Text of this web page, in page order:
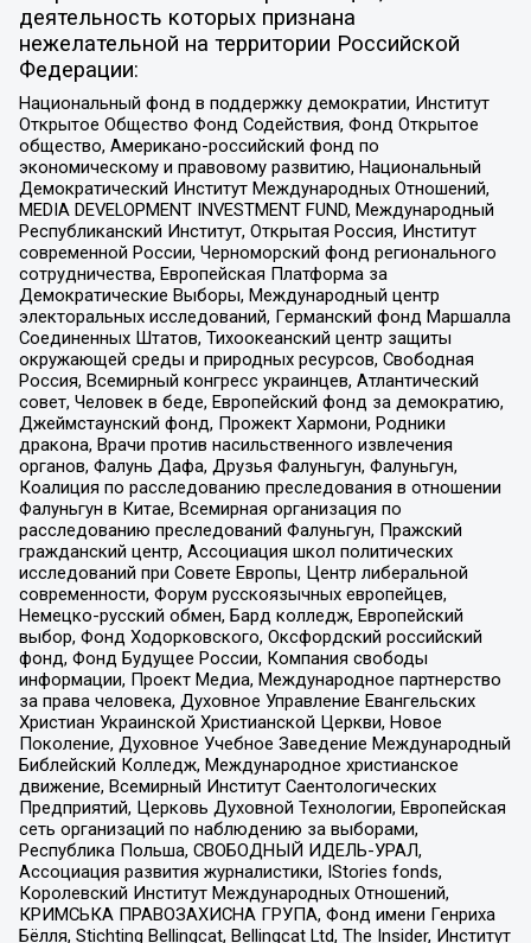
деятельность которых признана
нежелательной на территории Российской
Федерации:
Национальный фонд в поддержку демократии, Институт
Открытое Общество Фонд Содействия, Фонд Открытое
общество, Американо-российский фонд по
экономическому и правовому развитию, Национальный
Демократический Институт Международных Отношений,
MEDIA DEVELOPMENT INVESTMENT FUND, Международный
Республиканский Институт, Открытая Россия, Институт
современной России, Черноморский фонд регионального
сотрудничества, Европейская Платформа за
Демократические Выборы, Международный центр
электоральных исследований, Германский фонд Маршалла
Соединенных Штатов, Тихоокеанский центр защиты
окружающей среды и природных ресурсов, Свободная
Россия, Всемирный конгресс украинцев, Атлантический
совет, Человек в беде, Европейский фонд за демократию,
Джеймстаунский фонд, Прожект Хармони, Родники
дракона, Врачи против насильственного извлечения
органов, Фалунь Дафа, Друзья Фалуньгун, Фалуньгун,
Коалиция по расследованию преследования в отношении
Фалуньгун в Китае, Всемирная организация по
расследованию преследований Фалуньгун, Пражский
гражданский центр, Ассоциация школ политических
исследований при Совете Европы, Центр либеральной
современности, Форум русскоязычных европейцев,
Немецко-русский обмен, Бард колледж, Европейский
выбор, Фонд Ходорковского, Оксфордский российский
фонд, Фонд Будущее России, Компания свободы
информации, Проект Медиа, Международное партнерство
за права человека, Духовное Управление Евангельских
Христиан Украинской Христианской Церкви, Новое
Поколение, Духовное Учебное Заведение Международный
Библейский Колледж, Международное христианское
движение, Всемирный Институт Саентологических
Предприятий, Церковь Духовной Технологии, Европейская
сеть организаций по наблюдению за выборами,
Республика Польша, СВОБОДНЫЙ ИДЕЛЬ-УРАЛ,
Ассоциация развития журналистики, IStories fonds,
Королевский Институт Международных Отношений,
КРИМСЬКА ПРАВОЗАХИСНА ГРУПА, Фонд имени Генриха
Бёлля, Stichting Bellingcat, Bellingcat Ltd, The Insider, Институт